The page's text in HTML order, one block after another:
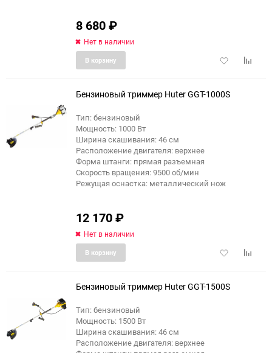
8 680₽
Нет в наличии
Добавить
В корзину
Бензиновый триммер Huter GGT-1000S
Тип: бензиновый
Мощность: 1000 Вт
Ширина скашивания: 46 см
Расположение двигателя: верхнее
Форма штанги: прямая разъемная
Скорость вращения: 9500 об/мин
Режущая оснастка: металлический нож
12 170₽
Нет в наличии
Добавить
В корзину
Бензиновый триммер Huter GGT-1500S
Тип: бензиновый
Мощность: 1500 Вт
Ширина скашивания: 46 см
Расположение двигателя: верхнее